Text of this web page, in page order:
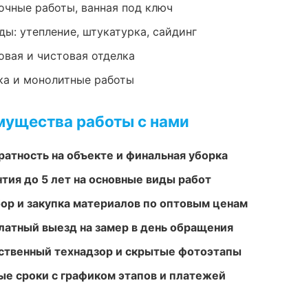
работы, ванная под ключ
утепление, штукатурка, сайдинг
и чистовая отделка
и монолитные работы
работы с нами
на объекте и финальная уборка
до 5 лет на основные виды работ
и закупка материалов по оптовым ценам
выезд на замер в день обращения
технадзор и скрытые фотоэтапы
сроки с графиком этапов и платежей